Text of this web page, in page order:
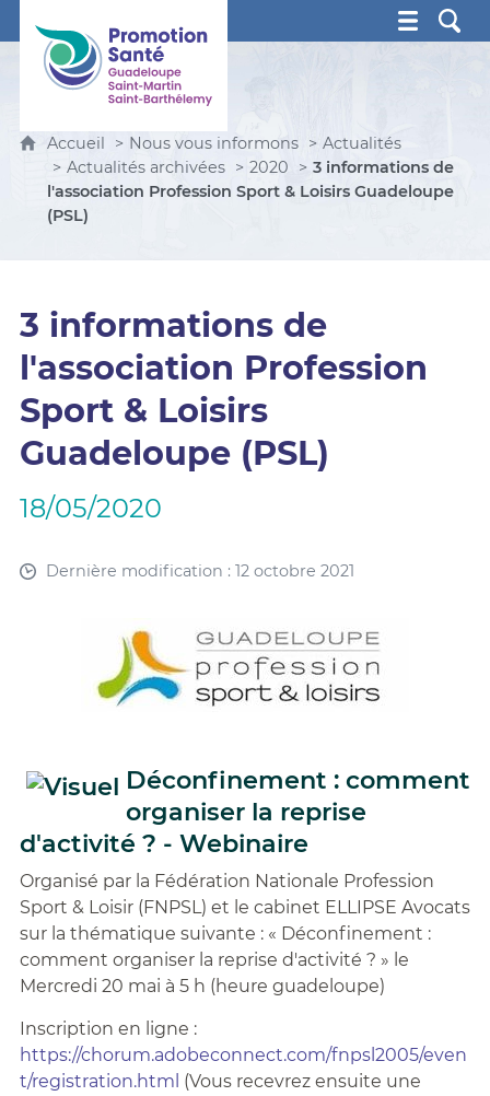
Promotion Santé Guadeloupe, Saint-Martin, Saint
Accueil Nous vous informons
Actualités
Actualités archivées
2020
3 informations de
l'association Profession Sport & Loisirs Guadeloupe
(PSL)
3 informations de
l'association Profession
Sport & Loisirs
Guadeloupe (PSL)
18/05/2020
Dernière modification : 12 octobre 2021
Déconfinement : comment
organiser la reprise
d'activité ? - Webinaire
Organisé par la Fédération Nationale Profession
Sport & Loisir (FNPSL) et le cabinet ELLIPSE Avocats
sur la thématique suivante : « Déconfinement :
comment organiser la reprise d'activité ? » le
Mercredi 20 mai à 5 h (heure guadeloupe)
Inscription en ligne :
https://chorum.adobeconnect.com/fnpsl2005/even
t/registration.html (Vous recevrez ensuite une